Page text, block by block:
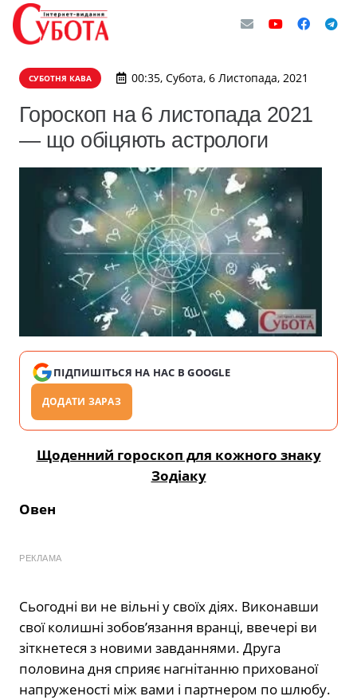
СУБОТНЯ КАВА 00:35, Субота, 6 Листопада, 2021
Гороскоп на 6 листопада 2021
— що обіцяють астрологи
ПІДПИШІТЬСЯ НА НАС В GOOGLE
ДОДАТИ ЗАРАЗ
Щоденний гороскоп для кожного знаку
Зодіаку
Овен
РЕКЛАМА
Сьогодні ви не вільні у своїх діях. Виконавши
свої колишні зобов’язання вранці, ввечері ви
зіткнетеся з новими завданнями. Друга
половина дня сприяє нагнітанню прихованої
напруженості між вами і партнером по шлюбу.